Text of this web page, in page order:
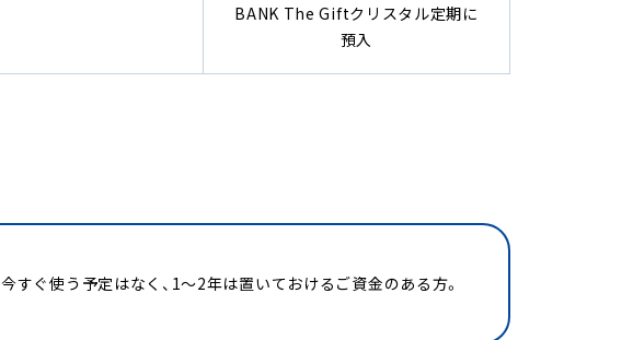
BANK The Giftクリスタル定期に
預入
今すぐ使う予定はなく、1〜2年は置いておけるご資金のある方。